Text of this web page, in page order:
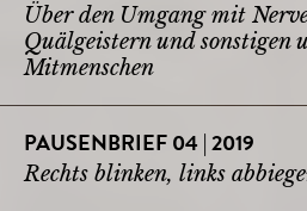
Über den Umgang mit
Quälgeistern und sonstigen
Mitmenschen
PAUSENBRIEF 04 | 2019
Rechts blinken, links